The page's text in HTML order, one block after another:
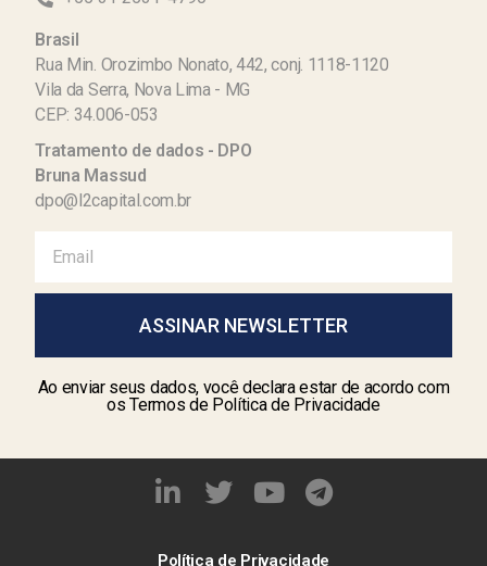
Brasil
Rua Min. Orozimbo Nonato, 442, conj. 1118-1120
Vila da Serra, Nova Lima - MG
CEP: 34.006-053
Tratamento de dados - DPO
Bruna Massud
dpo@l2capital.com.br
ASSINAR NEWSLETTER
Ao enviar seus dados, você declara estar de acordo com
os Termos de Política de Privacidade
Política de Privacidade